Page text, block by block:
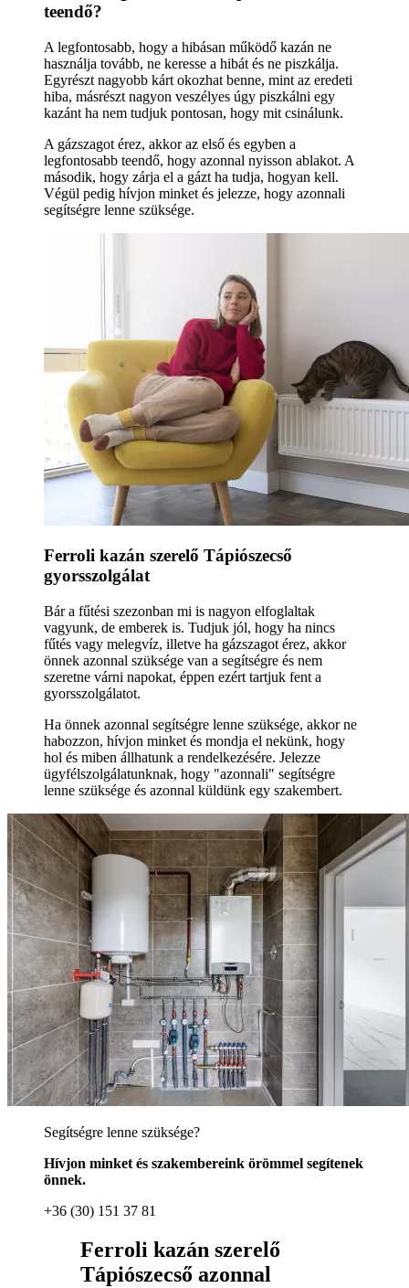
teendő?
A legfontosabb, hogy a hibásan működő kazán ne
használja tovább, ne keresse a hibát és ne piszkálja.
Egyrészt nagyobb kárt okozhat benne, mint az eredeti
hiba, másrészt nagyon veszélyes úgy piszkálni egy
kazánt ha nem tudjuk pontosan, hogy mit csinálunk.
A gázszagot érez, akkor az első és egyben a
legfontosabb teendő, hogy azonnal nyisson ablakot. A
második, hogy zárja el a gázt ha tudja, hogyan kell.
Végül pedig hívjon minket és jelezze, hogy azonnali
segítségre lenne szüksége.
Ferroli kazán szerelő Tápiószecső
gyorsszolgálat
Bár a fűtési szezonban mi is nagyon elfoglaltak
vagyunk, de emberek is. Tudjuk jól, hogy ha nincs
fűtés vagy melegvíz, illetve ha gázszagot érez, akkor
önnek azonnal szüksége van a segítségre és nem
szeretne várni napokat, éppen ezért tartjuk fent a
gyorsszolgálatot.
Ha önnek azonnal segítségre lenne szüksége, akkor ne
habozzon, hívjon minket és mondja el nekünk, hogy
hol és miben állhatunk a rendelkezésére. Jelezze
ügyfélszolgálatunknak, hogy "azonnali" segítségre
lenne szüksége és azonnal küldünk egy szakembert.
Segítségre lenne szüksége?
Hívjon minket és szakembereink örömmel segítenek
önnek.
+36 (30) 151 37 81
Ferroli kazán szerelő
Tápiószecső azonnal